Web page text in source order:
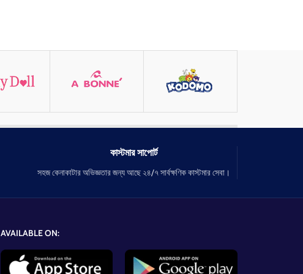
কাস্টমার সাপোর্ট
সহজ কেনাকাটার অভিজ্ঞতার জন্য আছে ২৪/৭ সার্বক্ষণিক কাস্টমার সেবা।
AVAILABLE ON: